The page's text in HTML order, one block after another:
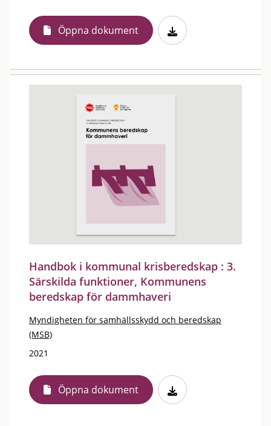
Öppna dokument
Handbok i kommunal krisberedskap : 3.
Särskilda funktioner, Kommunens
beredskap för dammhaveri
Myndigheten för samhällsskydd och beredskap
(MSB)
2021
Öppna dokument